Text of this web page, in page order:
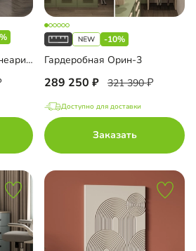
Кухонный гарнитур Линеарис-15
-10%
Гардеробная Орин-3
289 250 321 390
Доступно для доставки
Заказать